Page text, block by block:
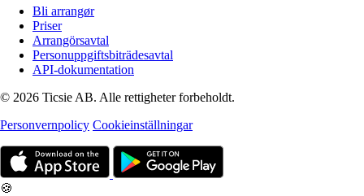
Bli arrangør
Priser
Arrangörsavtal
Personuppgiftsbiträdesavtal
API-dokumentation
© 2026 Ticsie AB. Alle rettigheter forbeholdt.
Personvernpolicy Cookieinställningar
🍪